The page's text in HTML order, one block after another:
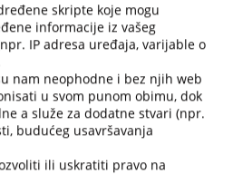
ne vodi krivični postupak,
i da lice nije
presudom u krivičnom
se u pisarnici suda.
pisarnici suda.
skripte koje mogu
informacije iz vašeg
IP adresa uređaja, varijable o
nam neophodne i bez njih web
u svom punom obimu, dok
a služe za dodatne stvari (npr.
budućeg usavršavanja
ili uskratiti pravo na